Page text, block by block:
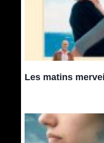
Les matins